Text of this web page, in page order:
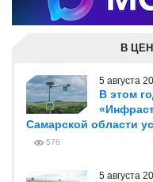
В
5 августа
В этом
Самарской области
576
5 августа